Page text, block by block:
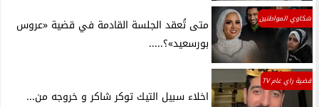
شكاوي المواطنين
متى تُعقد الجلسة القادمة في قضية «عروس
بورسعيد»؟.....
قضية راي عام TV
اخلاء سبيل التيك توكر شاكر و خروجه من...